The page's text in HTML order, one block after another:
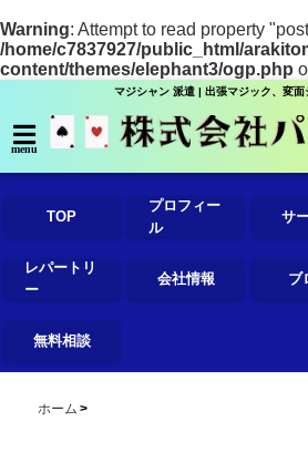
Warning: Attempt to read property
/home/c7837927/public_html/
content/themes/elephant3/ogp.php
マジシャン 派遣 | 出張マジック、変面
menu
TOP
プロフィー
ル
サ
レパートリ
ー
会社情報 ブ
無料相談
ホーム